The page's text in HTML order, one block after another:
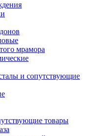
мрамора
и сопутствующие
товары